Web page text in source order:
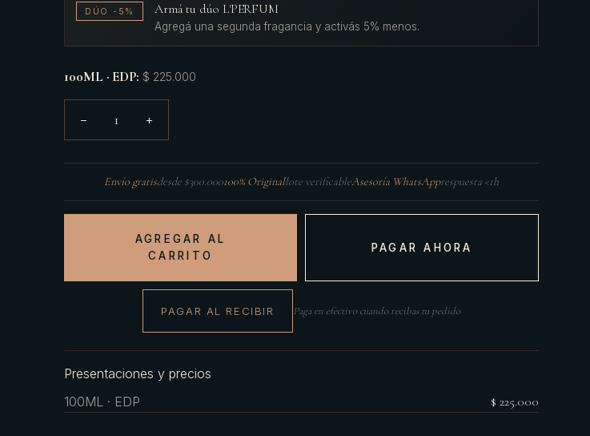
DÚO -5% Armá tu dúo L'PERFUM
Agregá una segunda fragancia y activás 5% menos.
100ML · EDP: $ 225.000
− 1 +
Envío gratisdesde $300.000100% Originallote verificableAsesoría WhatsApprespuesta <1h
AGREGAR AL
CARRITO
PAGAR AHORA
PAGAR AL RECIBIR Paga en efectivo cuando recibas tu pedido
Presentaciones y precios
100ML · EDP
$ 225.000